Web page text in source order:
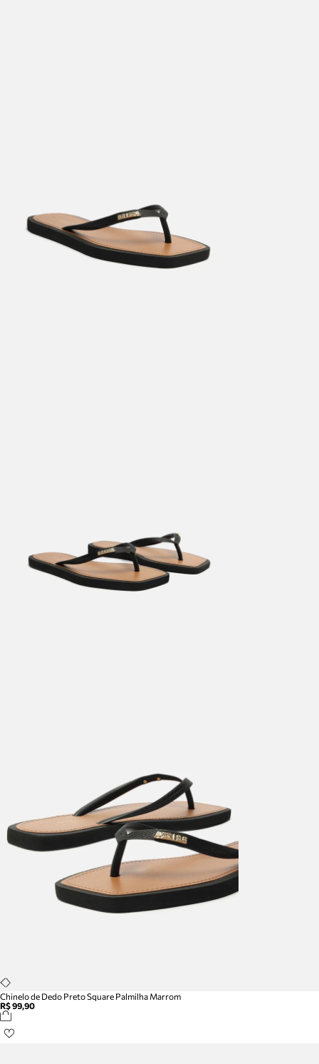
Chinelo de Dedo Preto Square Palmilha Marrom
R$ 99,90